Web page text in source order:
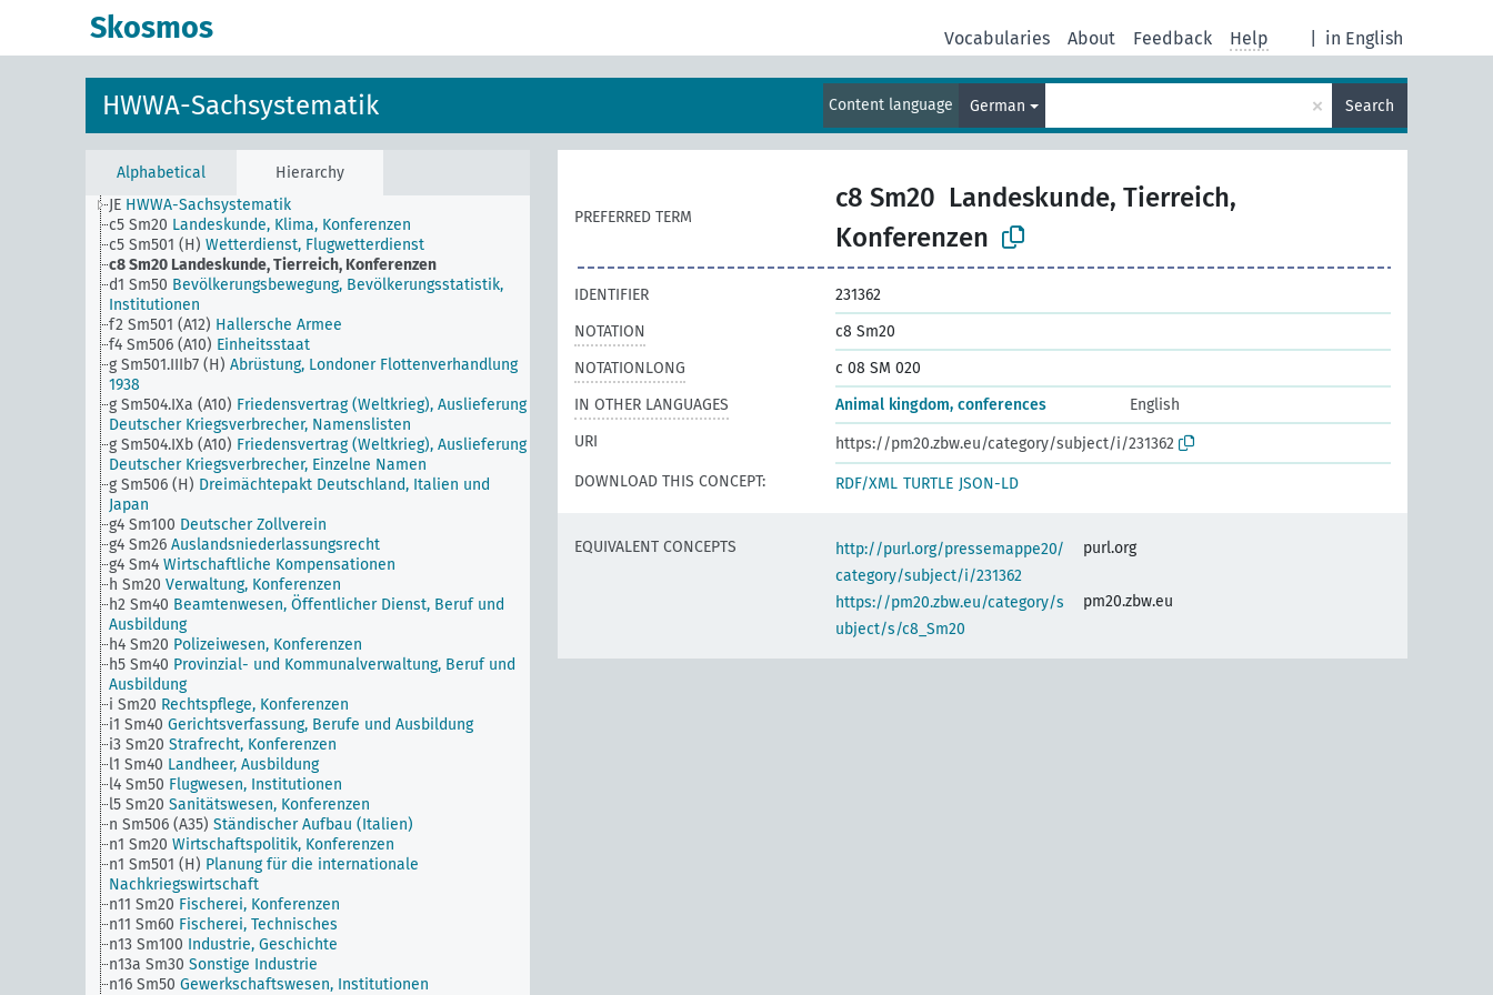
Skosmos in English
Vocabularies About Feedback Help
HWWA-Sachsystematik Content language German × Search
Alphabetical
Hierarchy
JE HWWA-Sachsystematik
c5 Sm20 Landeskunde, Klima, Konferenzen
c5 Sm501 (H) Wetterdienst, Flugwetterdienst
c8 Sm20 Landeskunde, Tierreich, Konferenzen
d1 Sm50 Bevölkerungsbewegung, Bevölkerungsstatistik,
Institutionen
f2 Sm501 (A12) Hallersche Armee
f4 Sm506 (A10) Einheitsstaat
g Sm501.IIIb7 (H) Abrüstung, Londoner Flottenverhandlung
1938
g Sm504.IXa (A10) Friedensvertrag (Weltkrieg), Auslieferung
Deutscher Kriegsverbrecher, Namenslisten
g Sm504.IXb (A10) Friedensvertrag (Weltkrieg), Auslieferung
Deutscher Kriegsverbrecher, Einzelne Namen
g Sm506 (H) Dreimächtepakt Deutschland, Italien und
Japan
g4 Sm100 Deutscher Zollverein
g4 Sm26 Auslandsniederlassungsrecht
g4 Sm4 Wirtschaftliche Kompensationen
h Sm20 Verwaltung, Konferenzen
h2 Sm40 Beamtenwesen, Öffentlicher Dienst, Beruf und
Ausbildung
h4 Sm20 Polizeiwesen, Konferenzen
h5 Sm40 Provinzial- und Kommunalverwaltung, Beruf und
Ausbildung
i Sm20 Rechtspflege, Konferenzen
i1 Sm40 Gerichtsverfassung, Berufe und Ausbildung
i3 Sm20 Strafrecht, Konferenzen
l1 Sm40 Landheer, Ausbildung
l4 Sm50 Flugwesen, Institutionen
l5 Sm20 Sanitätswesen, Konferenzen
n Sm506 (A35) Ständischer Aufbau (Italien)
n1 Sm20 Wirtschaftspolitik, Konferenzen
n1 Sm501 (H) Planung für die internationale
Nachkriegswirtschaft
n11 Sm20 Fischerei, Konferenzen
n11 Sm60 Fischerei, Technisches
n13 Sm100 Industrie, Geschichte
n13a Sm30 Sonstige Industrie
n16 Sm50 Gewerkschaftswesen, Institutionen
PREFERRED TERM
c8 Sm20 Landeskunde, Tierreich,
Konferenzen
IDENTIFIER
231362
NOTATION
c8 Sm20
NOTATIONLONG
c 08 SM 020
IN OTHER LANGUAGES
Animal kingdom, conferences
English
URI
https://pm20.zbw.eu/category/subject/i/231362
DOWNLOAD THIS CONCEPT:
RDF/XML TURTLE JSON-LD
EQUIVALENT CONCEPTS
http://purl.org/pressemappe20/
category/subject/i/231362
purl.org
https://pm20.zbw.eu/category/s
ubject/s/c8_Sm20
pm20.zbw.eu